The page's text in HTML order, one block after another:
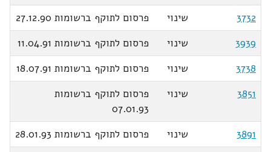
3732
שינוי
פרסום לתוקף ברשומות 27.12.90
3939
שינוי
פרסום לתוקף ברשומות 11.04.91
3738
שינוי
פרסום לתוקף ברשומות 18.07.91
3851
שינוי
פרסום לתוקף ברשומות
07.01.93
3891
שינוי
פרסום לתוקף ברשומות 28.01.93